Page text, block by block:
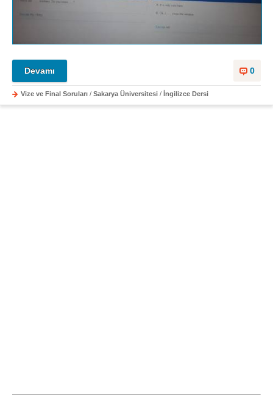
0
Devamı
Vize ve Final Soruları / Sakarya Üniversitesi / İngilizce Dersi